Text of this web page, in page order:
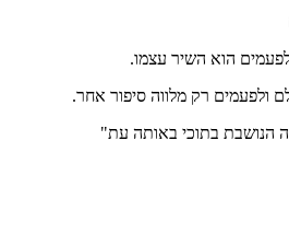
הוא השיר עצמו.
ולפעמים רק מלווה סיפור אחר.
הנושבת בתוכי באותה עת"